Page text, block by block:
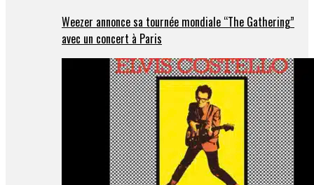
Weezer annonce sa tournée mondiale “The Gathering”
avec un concert à Paris